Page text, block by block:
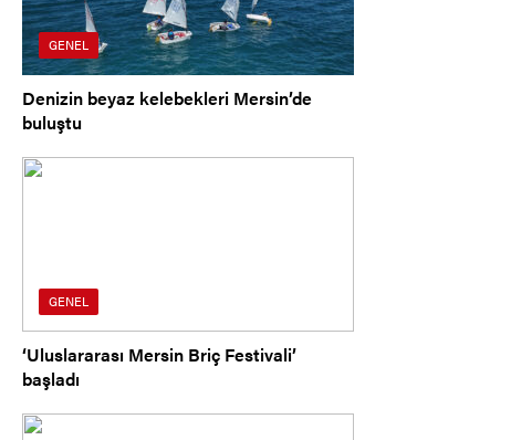
GENEL
Denizin beyaz kelebekleri Mersin’de
buluştu
GENEL
‘Uluslararası Mersin Briç Festivali’
başladı